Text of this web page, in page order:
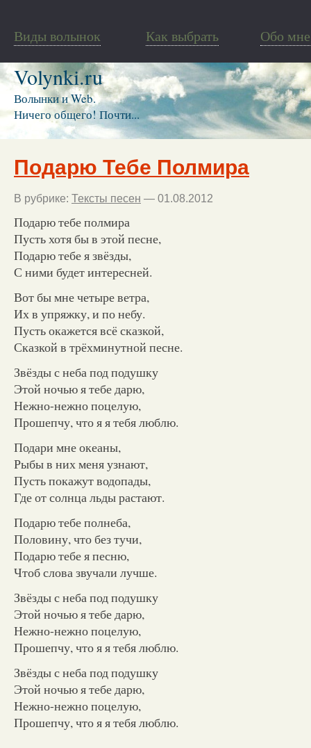
Виды волынок Как выбрать Обо мне
Volynki.ru
Волынки и Web.
Ничего общего! Почти...
Подарю Тебе Полмира
В рубрике: Тексты песен — 01.08.2012
Подарю тебе полмира
Пусть хотя бы в этой песне,
Подарю тебе я звёзды,
С ними будет интересней.
Вот бы мне четыре ветра,
Их в упряжку, и по небу.
Пусть окажется всё сказкой,
Сказкой в трёхминутной песне.
Звёзды с неба под подушку
Этой ночью я тебе дарю,
Нежно-нежно поцелую,
Прошепчу, что я я тебя люблю.
Подари мне океаны,
Рыбы в них меня узнают,
Пусть покажут водопады,
Где от солнца льды растают.
Подарю тебе полнеба,
Половину, что без тучи,
Подарю тебе я песню,
Чтоб слова звучали лучше.
Звёзды с неба под подушку
Этой ночью я тебе дарю,
Нежно-нежно поцелую,
Прошепчу, что я я тебя люблю.
Звёзды с неба под подушку
Этой ночью я тебе дарю,
Нежно-нежно поцелую,
Прошепчу, что я я тебя люблю.